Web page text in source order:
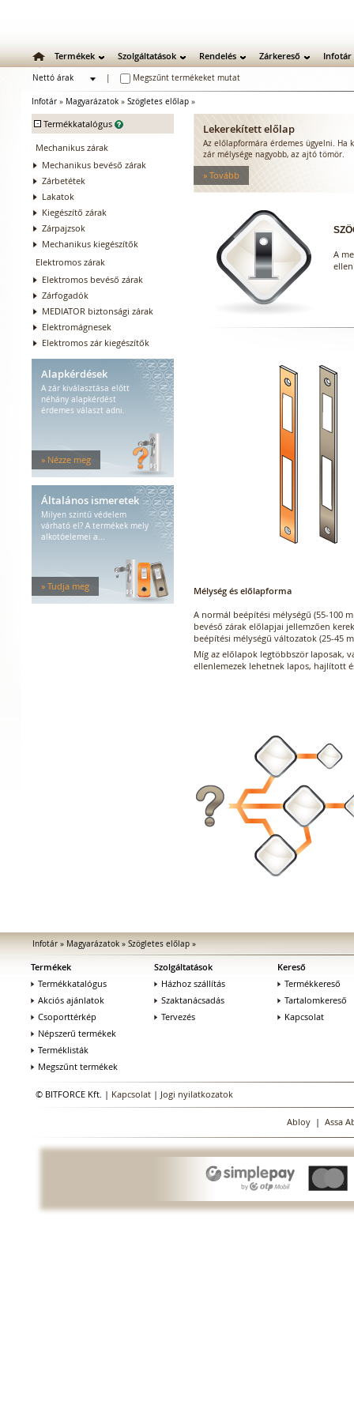
Termékek Szolgáltatások Rendelés Zárkereső Infotár
Nettó árak
Megszűnt termékeket mutat
Infotár » Magyarázatok » Szögletes előlap »
- Termékkatalógus
Mechanikus zárak
Mechanikus bevéső zárak
Zárbetétek
Lakatok
Kiegészítő zárak
Zárpajzsok
Mechanikus kiegészítők
Elektromos zárak
Elektromos bevéső zárak
Zárfogadók
MEDIATOR biztonsági zárak
Elektromágnesek
Elektromos zár kiegészítők
Alapkérdések
A zár kiválasztása előtt
néhány alapkérdést
érdemes választ adni.
» Nézze meg
Általános ismeretek
Milyen szintű védelem
várható el? A termékek mely
alkotóelemei a...
» Tudja meg
Lekerekített előlap
Az előlapformára érdemes ügyelni. Ha
zár mélysége nagyobb, az ajtó tömör.
» Tovább
A
Mélység és előlapforma
A normál beépítési mélységű (55-100
bevéső zárak előlapjai jellemzően
beépítési mélységű változatok (25-45
Míg az előlapok legtöbbször laposak,
ellenlemezek lehetnek lapos, hajlított
Infotár» Magyarázatok» Szögletes előlap»
Termékek
Termékkatalógus
Akciós ajánlatok
Csoporttérkép
Népszerű termékek
Terméklisták
Megszűnt termékek
Szolgáltatások
Házhoz szállítás
Szaktanácsadás
Tervezés
Kereső
Termékkereső
Tartalomkereső
Kapcsolat
© BITFORCE Kft. | Kapcsolat | Jogi nyilatkozatok
Abloy| Assa